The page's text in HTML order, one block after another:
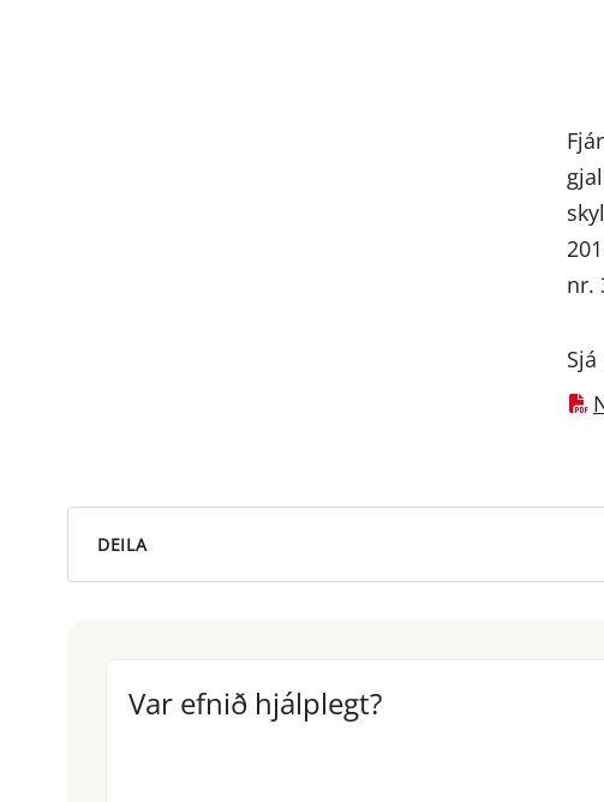
nr.
DEILA
Var efnið hjálplegt?
Var efnið hjálplegt?